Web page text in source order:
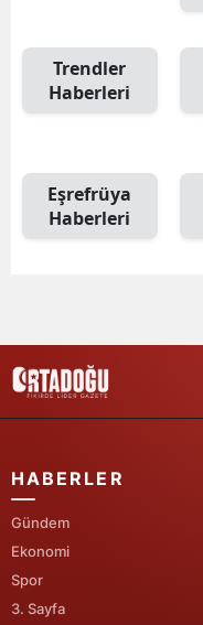
Trendler
Haberleri
Eşrefrüya
Haberleri
HABERLER
Gündem
Ekonomi
Spor
3. Sayfa